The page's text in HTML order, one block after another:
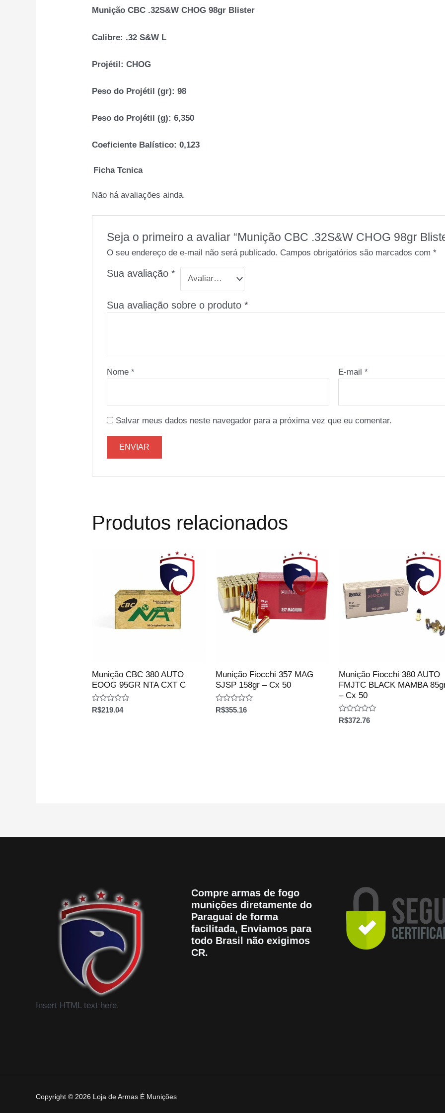
Munição CBC .32S&W CHOG 98gr Blister
Calibre: .32 S&W L
Projétil: CHOG
Peso do Projétil (gr): 98
Peso do Projétil (g): 6,350
Coeficiente Balístico: 0,123
Ficha Tcnica
Não há avaliações ainda.
Seja o primeiro a avaliar “Munição CBC .32S&W CHOG 98gr
O seu endereço de e-mail não será publicado. Campos obrigatórios são marcados com *
Sua avaliação *
Sua avaliação sobre o produto *
Nome * E-mail*
Salvar meus dados neste navegador para a próxima vez que eu comentar.
Produtos relacionados
Munição CBC 380 AUTO
EOOG 95GR NTA CXT C
Avaliação
R$219.04
Munição Fiocchi 357 MAG
SJSP 158gr – Cx 50
Avaliação
R$355.16
Munição Fiocchi 380 AUTO
FMJTC BLACK MAMBA
– Cx 50
Avaliação
R$372.76
Insert HTML text here.
Compre armas de fogo
munições diretamente do
Paraguai de forma
facilitada, Enviamos para
todo Brasil não exigimos
CR.
Copyright © 2026 Loja de Armas É Munições